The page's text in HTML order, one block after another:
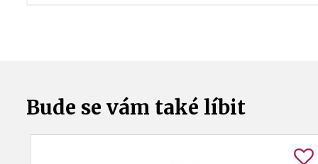
Bude se vám také líbit